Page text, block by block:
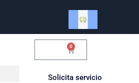
0
Solicita servicio